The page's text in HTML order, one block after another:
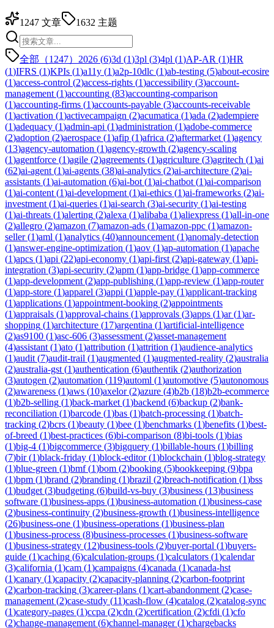
1247 文章 1632 主题
全部（1247） 2026 (6)3d (1)3pl (3)4pl (1)AP-AR (1)HR
(1)IFRS (1)KPIs (1)a11y (1)a2p-10dlc (1)ab-testing (5)about-ecosire
(1)access-control (2)access-rights (1)accessibility (3)account-
management (1)accounting (83)accounting-comparison
(1)accounting-firms (1)accounts-payable (3)accounts-receivable
(1)activation (1)activecampaign (2)acumatica (1)ada (2)adempiere
(1)adequacy (1)admin-api (1)administration (1)adobe-commerce
(2)adoption (2)aerospace (1)afip (1)africa (2)aftermarket (1)agency
(13)agency-automation (1)agency-growth (2)agency-scaling
(1)agentforce (1)agile (2)agreements (1)agriculture (3)agritech (1)ai
(62)ai-agent (1)ai-agents (38)ai-analytics (2)ai-architecture (2)ai-
assistants (1)ai-automation (6)ai-bot (1)ai-chatbot (1)ai-comparison
(1)ai-content (1)ai-development (1)ai-ethics (1)ai-frameworks (2)ai-
investment (1)ai-queries (1)ai-search (3)ai-security (1)ai-testing
(1)ai-threats (1)alerting (2)alexa (1)alibaba (1)aliexpress (1)all-in-one
(2)allegro (2)amazon (7)amazon-ads (1)amazon-ppc (1)amazon-
seller(1)aml (1)analytics (40)announcement (1)anomaly-detection
(1)answer-engine-optimization (1)aov (1)ap-automation (1)apache
(1)apcs (1)api (22)api-economy (1)api-first (2)api-gateway (1)api-
integration (3)api-security (2)apm (1)app-bridge (1)app-commerce
(1)app-development (2)app-publishing (1)app-review (1)app-router
(1)app-store (1)apparel (3)appi (1)apple-pay (1)applicant-tracking
(1)applications (1)appointment-booking (2)appointments
(1)appraisals (1)approval-chains (1)approvals (3)apps (1)ar(1)ar-
shopping (1)architecture (17)argentina (1)artificial-intelligence
(2)as9100 (1)asc-606 (3)assessment (2)asset-management
(4)assistant (1)ato (1)attribution (1)attrition (1)audience-analytics
(1)audit (7)audit-trail (1)augmented (1)augmented-reality (2)australia
(2)australia-gst (1)authentication (6)authentik (2)authorization
(3)autogen (2)automation (119)automl (1)automotive (5)autonomous
(2)awareness (1)aws (10)axelor(2)azure (4)b2b (18)b2b-ecommerce
(1)b2b-selling (1)back-market (1)backend (6)backup (2)bank-
reconciliation (1)barcode (1)bas (1)batch-processing (1)batch-
tracking (2)bcrs (1)beauty (1)bee (1)benchmarks (1)benefits (1)best-
of-breed (1)best-practices (6)bi-comparison (8)bi-tools (1)bias
(1)big-4 (1)bigcommerce (3)bigquery (1)billable-hours (1)billing
(7)bir(1)black-friday (1)block-editor(1)blockchain (1)blog-strategy
(1)blue-green (1)bmf(1)bom (2)booking (5)bookkeeping (9)bpa
(1)bpm (1)brand (2)branding (1)brazil (2)breach-notification (1)bss
(1)budget (3)budgeting (6)build-vs-buy (3)business (13)business
software (1)business-apps (1)business-automation (1)business-case
(2)business-continuity (2)business-growth (1)business-intelligence
(26)business-one (1)business-operations (1)business-plan
(1)business-process (8)business-processes (1)business-software
(1)business-strategy (12)business-tools (2)buyer-portal (1)buyers-
guide (1)caching (6)calculation-groups (1)calculators (1)calendar
(3)california (1)cam (1)campaigns (4)canada (1)canada-hst
(1)canary (1)capacity (2)capacity-planning (2)carbon-footprint
(2)carbon-tracking (3)career-plans (1)cart-abandonment (2)case-
management (2)case-study (11)cash-flow (4)catalog (2)catalog-sync
(1)category-pages (1)ccpa (2)cdn (2)certification (2)cfdi (1)cfo
(2)change-management (6)channel-manager(1)chargebacks